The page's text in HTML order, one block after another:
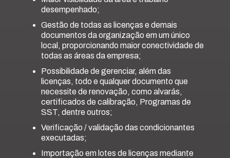
desempenhado;
Gestão de todas as licenças e demais
documentos da organização em um único
local, proporcionando maior conectividade de
todas as áreas da empresa;
Possibilidade de gerenciar, além das
licenças, todo e qualquer documento que
necessite de renovação, como alvarás,
certificados de calibração, Programas de
SST, dentre outros;
Verificação / validação das condicionantes
executadas;
Importação em lotes de licenças mediante